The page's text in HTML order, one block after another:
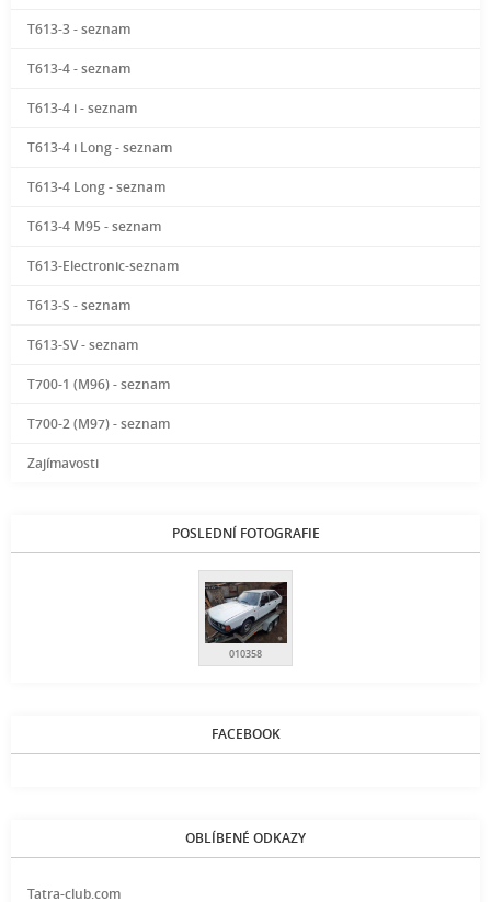
T613-3 - seznam
T613-4 - seznam
T613-4 i - seznam
T613-4 i Long - seznam
T613-4 Long - seznam
T613-4 M95 - seznam
T613-Electronic-seznam
T613-S - seznam
T613-SV - seznam
T700-1 (M96) - seznam
T700-2 (M97) - seznam
Zajímavosti
POSLEDNÍ FOTOGRAFIE
010358
FACEBOOK
OBLÍBENÉ ODKAZY
Tatra-club.com